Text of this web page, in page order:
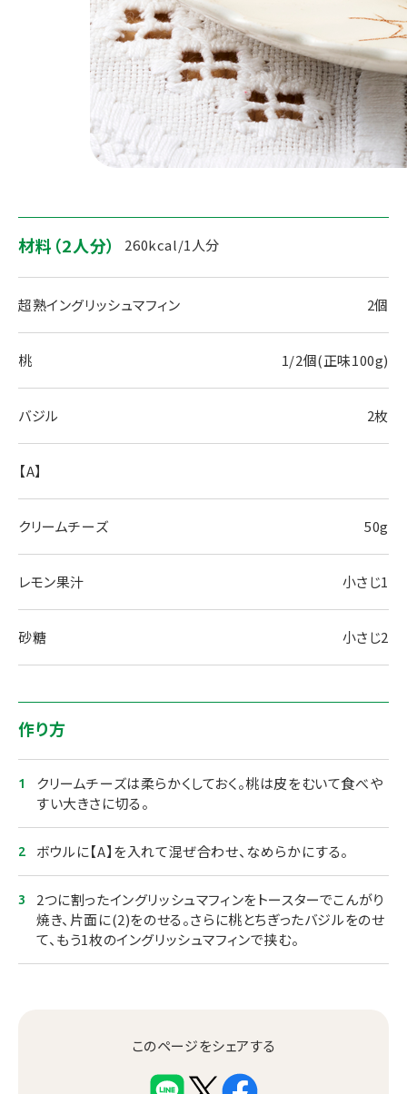
材料（2人分） 260kcal/1人分
超熟イングリッシュマフィン 2個
桃 1/2個(正味100g)
バジル 2枚
【A】
クリームチーズ 50g
レモン果汁 小さじ1
砂糖 小さじ2
作り方
クリームチーズは柔らかくしておく。桃は皮をむいて食べや
すい大きさに切る。
ボウルに【A】を入れて混ぜ合わせ、なめらかにする。
2つに割ったイングリッシュマフィンをトースターでこんがり
焼き、片面に(2)をのせる。さらに桃とちぎったバジルをのせ
て、もう1枚のイングリッシュマフィンで挟む。
このページをシェアする